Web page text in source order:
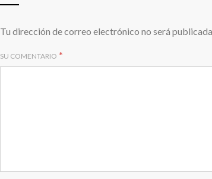
Tu dirección de correo electrónico no será
SU COMENTARIO *